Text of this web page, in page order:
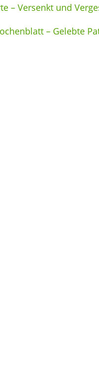
– Versenkt und
– Gelebte